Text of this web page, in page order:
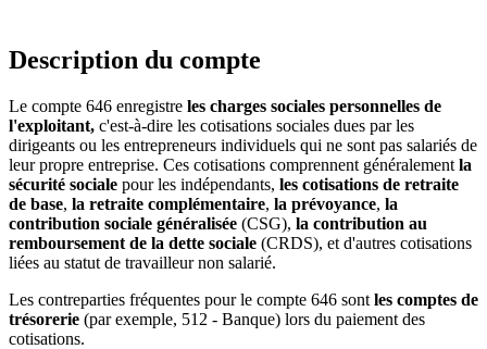
Description du compte
Le compte 646 enregistre les charges sociales personnelles de
l'exploitant, c'est-à-dire les cotisations sociales dues par les
dirigeants ou les entrepreneurs individuels qui ne sont pas salariés de
leur propre entreprise. Ces cotisations comprennent généralement la
sécurité sociale pour les indépendants, les cotisations de retraite
de base, la retraite complémentaire, la prévoyance, la
contribution sociale généralisée (CSG), la contribution au
remboursement de la dette sociale (CRDS), et d'autres cotisations
liées au statut de travailleur non salarié.
Les contreparties fréquentes pour le compte 646 sont les comptes de
trésorerie (par exemple, 512 - Banque) lors du paiement des
cotisations.